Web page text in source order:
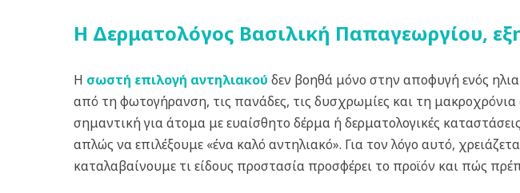
Η Δερματολόγος Βασιλική Παπαγεωργίου,
Η σωστή επιλογή αντηλιακού δεν βοηθά μόνο στην αποφυγή ενός
από τη φωτογήρανση, τις πανάδες, τις δυσχρωμίες και τη
σημαντική για άτομα με ευαίσθητο δέρμα ή δερματολογικές
απλώς να επιλέξουμε «ένα καλό αντηλιακό». Για τον λόγο αυτό,
καταλαβαίνουμε τι είδους προστασία προσφέρει το προϊόν και πώς